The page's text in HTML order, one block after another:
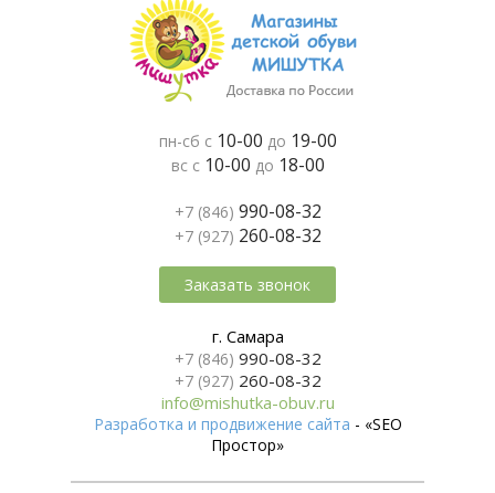
пн-сб с 10-00 до 19-00
вс с 10-00 до 18-00
+7 (846) 990-08-32
+7 (927) 260-08-32
Заказать звонок
г. Самара
+7 (846) 990-08-32
+7 (927) 260-08-32
info@mishutka-obuv.ru
Разработка и продвижение сайта - «SEO
Простор»